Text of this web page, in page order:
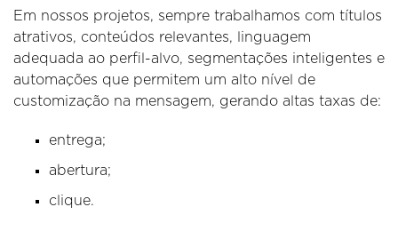
Em nossos projetos, sempre trabalhamos com títulos
atrativos, conteúdos relevantes, linguagem
adequada ao perfil-alvo, segmentações inteligentes e
automações que permitem um alto nível de
customização na mensagem, gerando altas taxas de:
entrega;
abertura;
clique.